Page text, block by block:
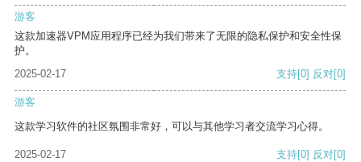
游客
这款加速器VPM应用程序已经为我们带来了无限的隐私保护和安全性保
护。
2025-02-17
支持[0] 反对[0]
游客
这款学习软件的社区氛围非常好，可以与其他学习者交流学习心得。
2025-02-17 支持[0] 反对[0]